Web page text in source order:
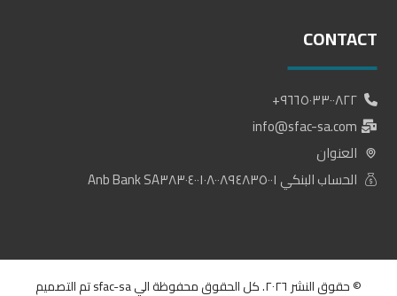
CONTACT
٩٦٦٥٠٣٣٠٠٨٢٢+
info@sfac-sa.com
العنوان
الحساب البنكي Anb Bank SA٣٨٣٠٤٠٠١٠٨٠٠٨٩٤٨٣٥٠٠١
© حقوق النشر ٢٠٢٦. كل الحقوق محفوظة الي sfac-sa تم التصميم